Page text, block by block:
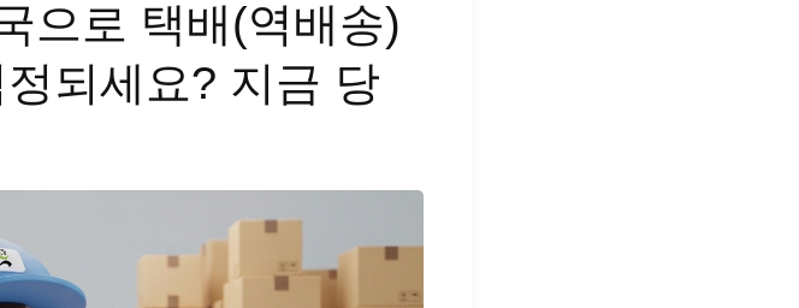
으로 택배(역배송)
되세요? 지금 당